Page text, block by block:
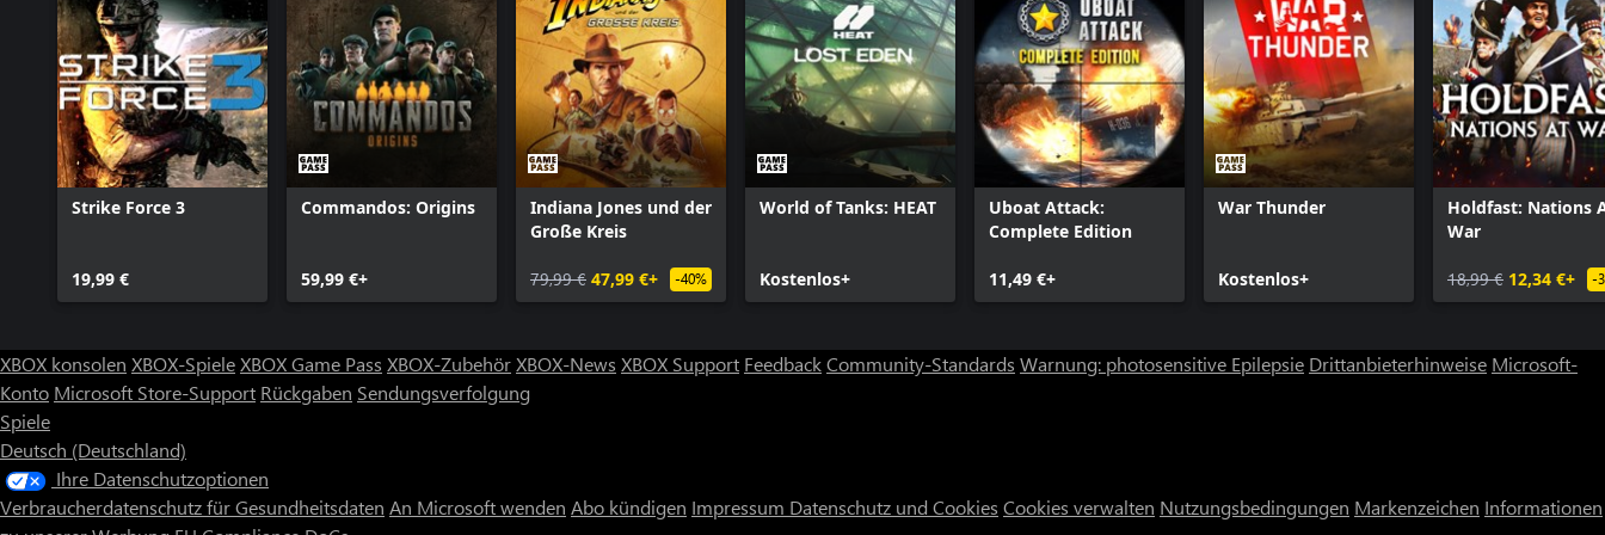
Strike Force 3
19,99 €
Commandos: Origins
59,99 €+
Indiana Jones und der
Große Kreis
79,99 € 47,99 €+ -40%
World of Tanks: HEAT
Kostenlos+
Uboat Attack:
Complete Edition
11,49 €+
War Thunder
Kostenlos+
Holdfast: Nations
War
18,99 € 12,34 €+ -
XBOX konsolen XBOX-SpieleXBOX Game Pass XBOX-ZubehörXBOX-News XBOX Support FeedbackCommunity-Standards Warnung: photosensitive Epilepsie Drittanbieterhinweise Microsoft-
Konto Microsoft Store-Support Rückgaben Sendungsverfolgung
Spiele
Deutsch (Deutschland)
Ihre Datenschutzoptionen
Verbraucherdatenschutz für Gesundheitsdaten An Microsoft wenden Abo kündigen Impressum Datenschutz und Cookies Cookies verwalten Nutzungsbedingungen Markenzeichen Informationen